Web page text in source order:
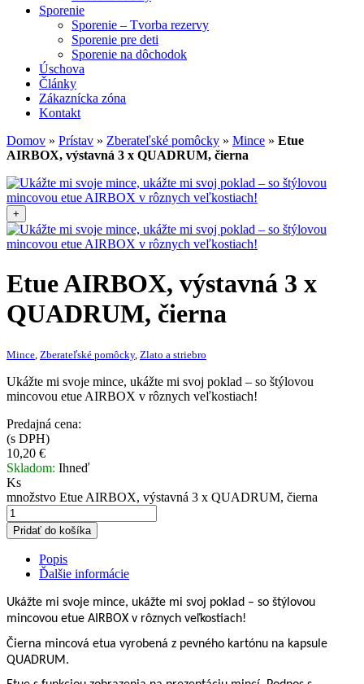
Sporenie
Sporenie – Tvorba rezervy
Sporenie pre deti
Sporenie na dôchodok
Úschova
Články
Zákaznícka zóna
Kontakt
Domov » Prístav » Zberateľské pomôcky » Mince » Etue
AIRBOX, výstavná 3 x QUADRUM, čierna
+
Etue AIRBOX, výstavná 3 x
QUADRUM, čierna
Mince Zberateľské pomôcky, Zlato a striebro
Ukážte mi svoje mince, ukážte mi svoj poklad – so štýlovou
mincovou etue AIRBOX v rôznych veľkostiach!
Predajná cena:
(s DPH)
10,20 €
Skladom: Ihneď
Ks
množstvo Etue AIRBOX, výstavná 3 x QUADRUM, čierna
Pridať do košíka
Popis
Ďalšie informácie
Ukážte mi svoje mince, ukážte mi svoj poklad – so štýlovou
mincovou etue AIRBOX v rôznych veľkostiach!
Čierna mincová etua vyrobená z pevného kartónu na kapsule
QUADRUM.